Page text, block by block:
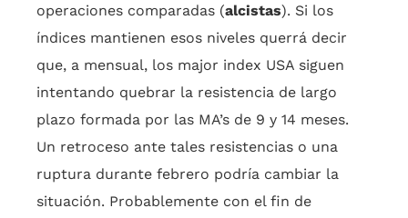
operaciones comparadas (alcistas). Si los
índices mantienen esos niveles querrá decir
que, a mensual, los major index USA siguen
intentando quebrar la resistencia de largo
plazo formada por las MA’s de 9 y 14 meses.
Un retroceso ante tales resistencias o una
ruptura durante febrero podría cambiar la
situación. Probablemente con el fin de